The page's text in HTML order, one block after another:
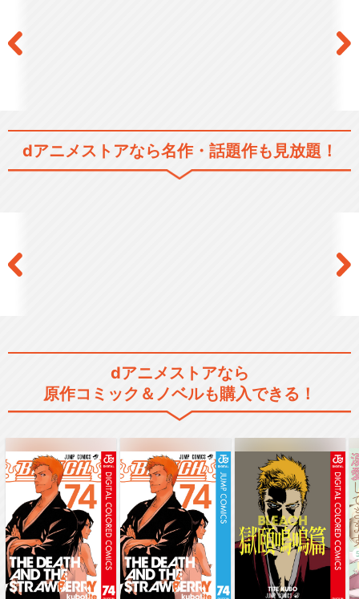
dアニメストアなら名作・話題作も見放題！
dアニメストアなら
原作コミック＆ノベルも購入できる！